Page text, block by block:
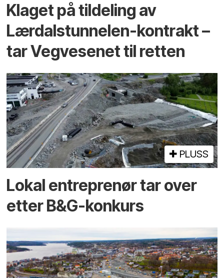
Klaget på tildeling av
Lærdalstunnelen-kontrakt –
tar Vegvesenet til retten
PLUSS
Lokal entreprenør tar over
etter B&G-konkurs